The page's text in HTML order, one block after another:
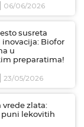
06/06/2026
susreta
inovacija: Biofor
u
preparatima!
23/05/2026
vrede zlata:
puni lekovitih